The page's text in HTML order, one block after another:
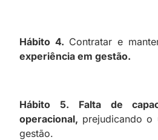
Hábito 4. Contratar e
experiência em gestão.
Hábito 5. Falta de
operacional, prejudicando o
gestão.